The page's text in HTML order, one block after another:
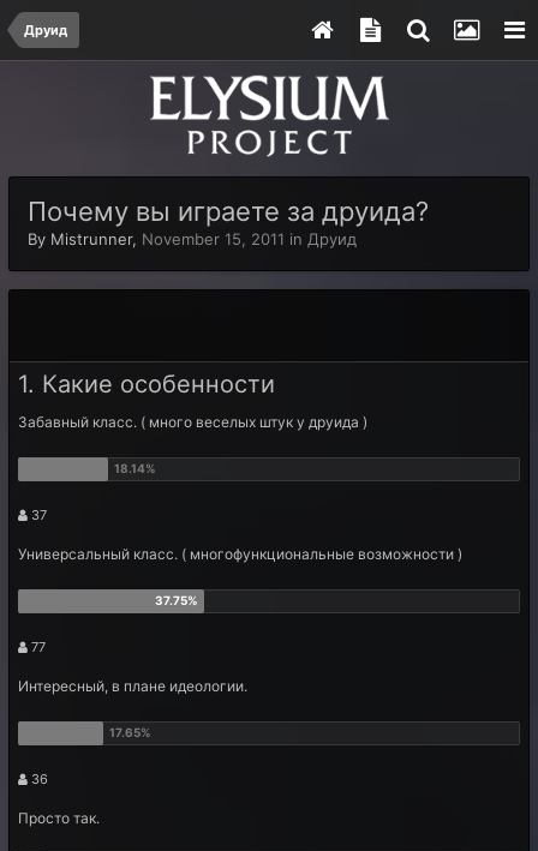
Друид
Почему вы играете за друида?
By Mistrunner, November 15, 2011 in Друид
1. Какие особенности
Забавный класс. ( много веселых штук у друида )
37
Универсальный класс. ( многофункциональные возможности )
77
Интересный, в плане идеологии.
36
Просто так.